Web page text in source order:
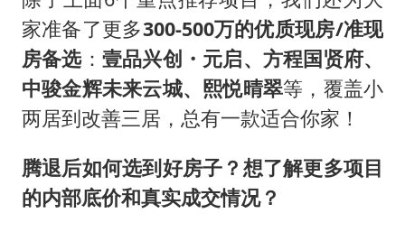
家准备了更多300-500万的优质现房/准现
房备选： 壹品兴创・元启、方程国贤府、
中骏金辉未来云城、 熙悦晴翠等，覆盖小
两居到改善三居，总有一款适合你家！
腾退后如何选到好房子？想了解更多项目
的内部底价和真实成交情况？